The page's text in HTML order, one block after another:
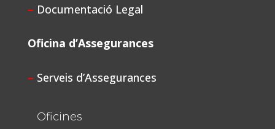
– Documentació Legal
Oficina d’Assegurances
– Serveis d’Assegurances
Oficines